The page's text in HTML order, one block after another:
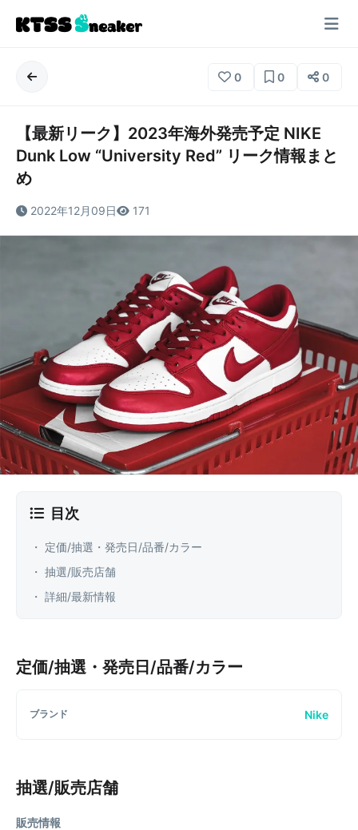
0 0 0
【最新リーク】2023年海外発売予定 NIKE
Dunk Low “University Red” リーク情報まと
め
2022年12月09日 171
目次
・ 定価/抽選・発売日/品番/カラー
・ 抽選/販売店舗
・ 詳細/最新情報
定価/抽選・発売日/品番/カラー
ブランド Nike
抽選/販売店舗
販売情報